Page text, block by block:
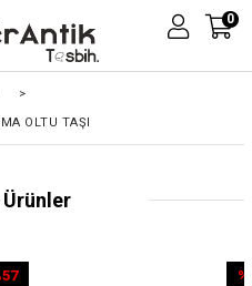
0
>
OLTU TAŞI